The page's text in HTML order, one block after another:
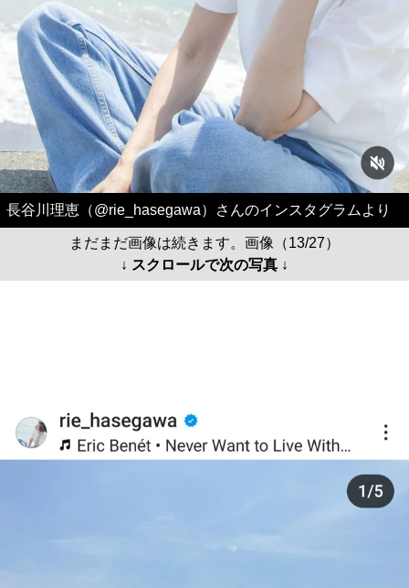
長谷川理恵（@rie_hasegawa）さんのインスタグラムより
まだまだ画像は続きます。画像（13/27）
↓ スクロールで次の写真 ↓